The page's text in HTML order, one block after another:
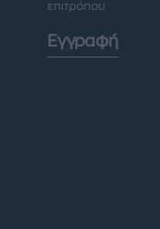
επιτρόπου
Εγγραφή